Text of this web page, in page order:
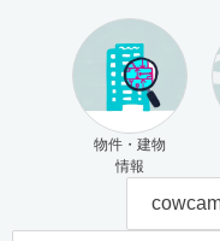
物件・建物
情報